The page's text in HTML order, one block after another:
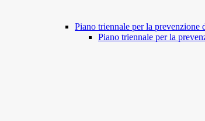
Piano triennale per la prevenzione
Piano triennale per la